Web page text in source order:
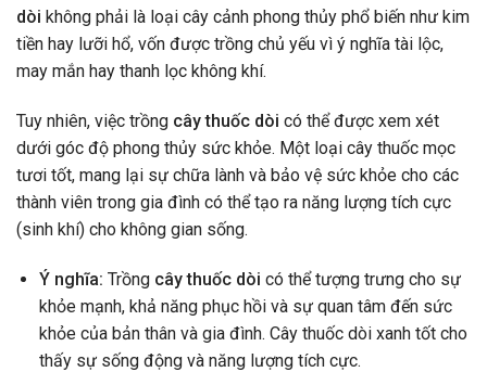
dòi không phải là loại cây cảnh phong thủy phổ biến như kim
tiền hay lưỡi hổ, vốn được trồng chủ yếu vì ý nghĩa tài lộc,
may mắn hay thanh lọc không khí.
Tuy nhiên, việc trồng cây thuốc dòi có thể được xem xét
dưới góc độ phong thủy sức khỏe. Một loại cây thuốc mọc
tươi tốt, mang lại sự chữa lành và bảo vệ sức khỏe cho các
thành viên trong gia đình có thể tạo ra năng lượng tích cực
(sinh khí) cho không gian sống.
Ý nghĩa: Trồng cây thuốc dòi có thể tượng trưng cho sự
khỏe mạnh, khả năng phục hồi và sự quan tâm đến sức
khỏe của bản thân và gia đình. Cây thuốc dòi xanh tốt cho
thấy sự sống động và năng lượng tích cực.